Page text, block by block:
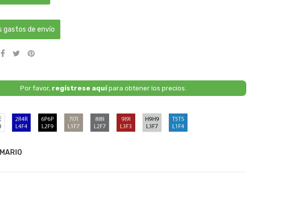
gastos de envío
Por favor, regístrese aquípara obtener los precios.
2E/2E
4R4R
6P6P
9I9I
H9H9